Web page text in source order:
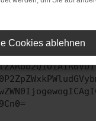
versuchen, das
Cookies ablehnen